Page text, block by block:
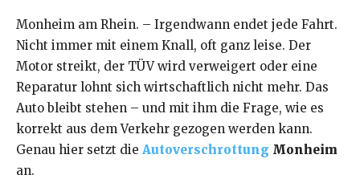
Monheim am Rhein. – Irgendwann endet jede Fahrt.
Nicht immer mit einem Knall, oft ganz leise. Der
Motor streikt, der TÜV wird verweigert oder eine
Reparatur lohnt sich wirtschaftlich nicht mehr. Das
Auto bleibt stehen – und mit ihm die Frage, wie es
korrekt aus dem Verkehr gezogen werden kann.
Genau hier setzt die Autoverschrottung Monheim
an.